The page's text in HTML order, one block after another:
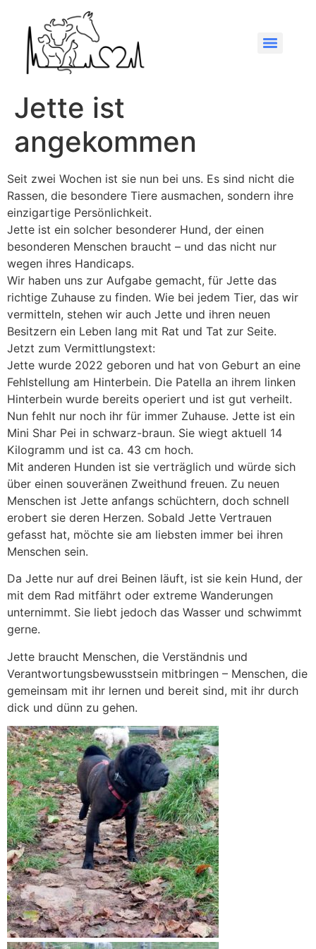
Jette ist
angekommen
Seit zwei Wochen ist sie nun bei uns. Es sind nicht die
Rassen, die besondere Tiere ausmachen, sondern ihre
einzigartige Persönlichkeit.
Jette ist ein solcher besonderer Hund, der einen
besonderen Menschen braucht – und das nicht nur
wegen ihres Handicaps.
Wir haben uns zur Aufgabe gemacht, für Jette das
richtige Zuhause zu finden. Wie bei jedem Tier, das wir
vermitteln, stehen wir auch Jette und ihren neuen
Besitzern ein Leben lang mit Rat und Tat zur Seite.
Jetzt zum Vermittlungstext:
Jette wurde 2022 geboren und hat von Geburt an eine
Fehlstellung am Hinterbein. Die Patella an ihrem linken
Hinterbein wurde bereits operiert und ist gut verheilt.
Nun fehlt nur noch ihr für immer Zuhause. Jette ist ein
Mini Shar Pei in schwarz-braun. Sie wiegt aktuell 14
Kilogramm und ist ca. 43 cm hoch.
Mit anderen Hunden ist sie verträglich und würde sich
über einen souveränen Zweithund freuen. Zu neuen
Menschen ist Jette anfangs schüchtern, doch schnell
erobert sie deren Herzen. Sobald Jette Vertrauen
gefasst hat, möchte sie am liebsten immer bei ihren
Menschen sein.
Da Jette nur auf drei Beinen läuft, ist sie kein Hund, der
mit dem Rad mitfährt oder extreme Wanderungen
unternimmt. Sie liebt jedoch das Wasser und schwimmt
gerne.
Jette braucht Menschen, die Verständnis und
Verantwortungsbewusstsein mitbringen – Menschen, die
gemeinsam mit ihr lernen und bereit sind, mit ihr durch
dick und dünn zu gehen.